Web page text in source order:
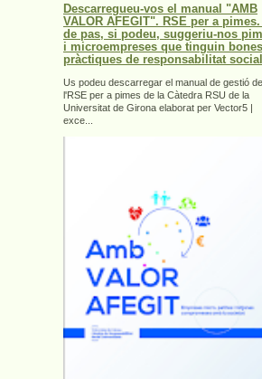
Descarregueu-vos el manual "AMB
VALOR AFEGIT". RSE per a pimes.
de pas, si podeu, suggeriu-nos
i microempreses que tinguin bones
pràctiques de responsabilitat social
Us podeu descarregar el manual de gestió de
l'RSE per a pimes de la Càtedra RSU de la
Universitat de Girona elaborat per Vector5 |
exce...